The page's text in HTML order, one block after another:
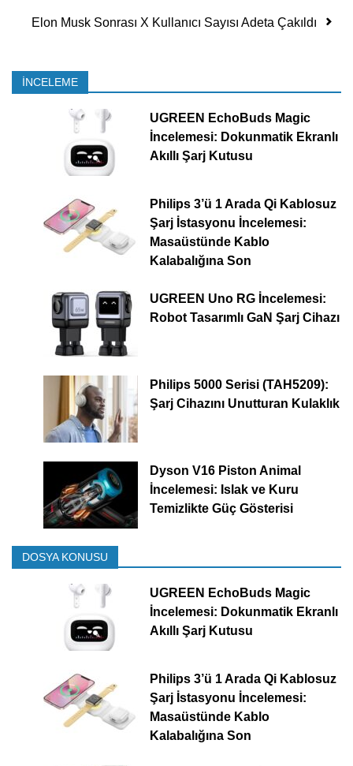
Elon Musk Sonrası X Kullanıcı Sayısı Adeta Çakıldı
İNCELEME
UGREEN EchoBuds Magic
İncelemesi: Dokunmatik Ekranlı
Akıllı Şarj Kutusu
Philips 3’ü 1 Arada Qi Kablosuz
Şarj İstasyonu İncelemesi:
Masaüstünde Kablo
Kalabalığına Son
UGREEN Uno RG İncelemesi:
Robot Tasarımlı GaN Şarj Cihazı
Philips 5000 Serisi (TAH5209):
Şarj Cihazını Unutturan Kulaklık
Dyson V16 Piston Animal
İncelemesi: Islak ve Kuru
Temizlikte Güç Gösterisi
DOSYA KONUSU
UGREEN EchoBuds Magic
İncelemesi: Dokunmatik Ekranlı
Akıllı Şarj Kutusu
Philips 3’ü 1 Arada Qi Kablosuz
Şarj İstasyonu İncelemesi:
Masaüstünde Kablo
Kalabalığına Son